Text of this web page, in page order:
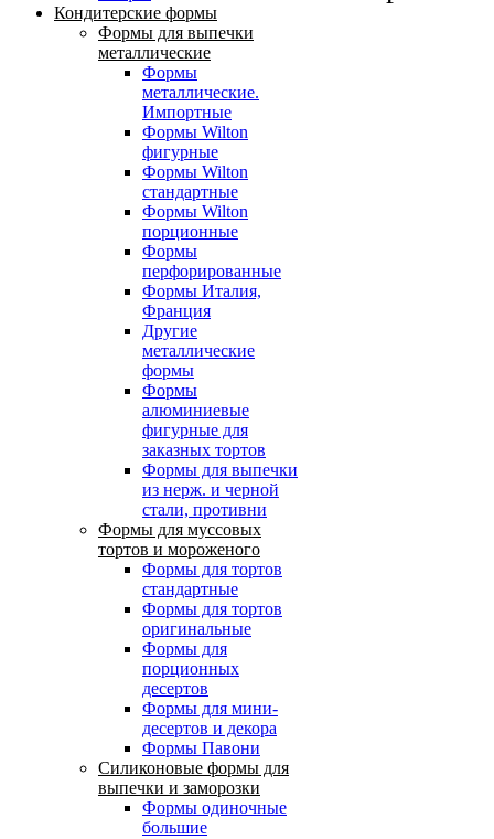
Кондитерские формы
Формы для выпечки
металлические
Формы
металлические.
Импортные
Формы Wilton
фигурные
Формы Wilton
стандартные
Формы Wilton
порционные
Формы
перфорированные
Формы Италия,
Франция
Другие
металлические
формы
Формы
алюминиевые
фигурные для
заказных тортов
Формы для выпечки
из нерж. и черной
стали, противни
Формы для муссовых
тортов и мороженого
Формы для тортов
стандартные
Формы для тортов
оригинальные
Формы для
порционных
десертов
Формы для мини-
десертов и декора
Формы Павони
Силиконовые формы для
выпечки и заморозки
Формы одиночные
большие